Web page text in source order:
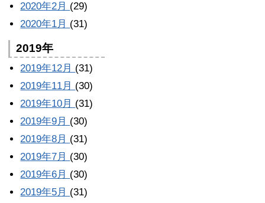
2020年2月 (29)
2020年1月 (31)
2019年
2019年12月 (31)
2019年11月 (30)
2019年10月 (31)
2019年9月 (30)
2019年8月 (31)
2019年7月 (30)
2019年6月 (30)
2019年5月 (31)